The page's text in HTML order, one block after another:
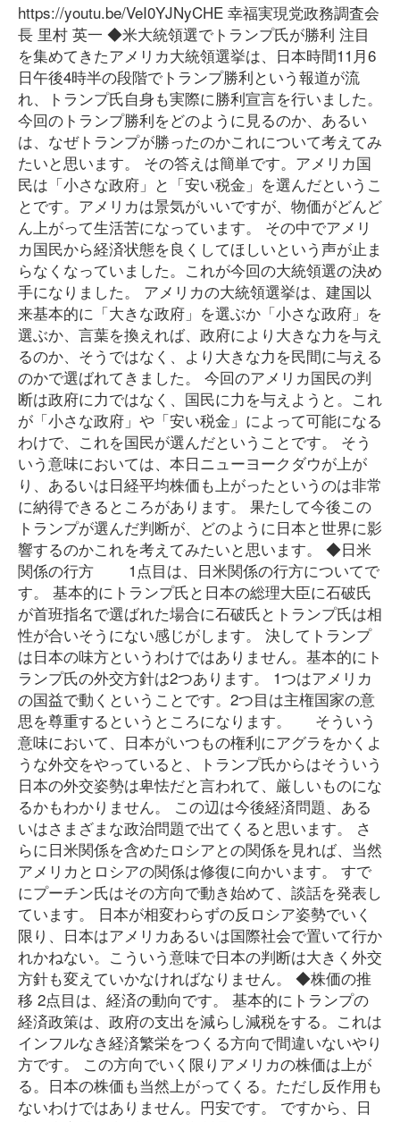
https://youtu.be/VeI0YJNyCHE 幸福実現党政務調査会
長 里村 英一 ◆米大統領選でトランプ氏が勝利 注目
を集めてきたアメリカ大統領選挙は、日本時間11月6
日午後4時半の段階でトランプ勝利という報道が流
れ、トランプ氏自身も実際に勝利宣言を行いました。
今回のトランプ勝利をどのように見るのか、あるい
は、なぜトランプが勝ったのかこれについて考えてみ
たいと思います。 その答えは簡単です。アメリカ国
民は「小さな政府」と「安い税金」を選んだというこ
とです。アメリカは景気がいいですが、物価がどんど
ん上がって生活苦になっています。 その中でアメリ
カ国民から経済状態を良くしてほしいという声が止ま
らなくなっていました。これが今回の大統領選の決め
手になりました。 アメリカの大統領選挙は、建国以
来基本的に「大きな政府」を選ぶか「小さな政府」を
選ぶか、言葉を換えれば、政府により大きな力を与え
るのか、そうではなく、より大きな力を民間に与える
のかで選ばれてきました。 今回のアメリカ国民の判
断は政府に力ではなく、国民に力を与えようと。これ
が「小さな政府」や「安い税金」によって可能になる
わけで、これを国民が選んだということです。 そう
いう意味においては、本日ニューヨークダウが上が
り、あるいは日経平均株価も上がったというのは非常
に納得できるところがあります。 果たして今後この
トランプが選んだ判断が、どのように日本と世界に影
響するのかこれを考えてみたいと思います。 ◆日米
関係の行方 1点目は、日米関係の行方についてで
す。 基本的にトランプ氏と日本の総理大臣に石破氏
が首班指名で選ばれた場合に石破氏とトランプ氏は相
性が合いそうにない感じがします。 決してトランプ
は日本の味方というわけではありません。基本的にト
ランプ氏の外交方針は2つあります。 1つはアメリカ
の国益で動くということです。2つ目は主権国家の意
思を尊重するというところになります。 そういう
意味において、日本がいつもの権利にアグラをかくよ
うな外交をやっていると、トランプ氏からはそういう
日本の外交姿勢は卑怯だと言われて、厳しいものにな
るかもわかりません。 この辺は今後経済問題、ある
いはさまざまな政治問題で出てくると思います。 さ
らに日米関係を含めたロシアとの関係を見れば、当然
アメリカとロシアの関係は修復に向かいます。 すで
にプーチン氏はその方向で動き始めて、談話を発表し
ています。 日本が相変わらずの反ロシア姿勢でいく
限り、日本はアメリカあるいは国際社会で置いて行か
れかねない。こういう意味で日本の判断は大きく外交
方針も変えていかなければなりません。 ◆株価の推
移 2点目は、経済の動向です。 基本的にトランプの
経済政策は、政府の支出を減らし減税をする。これは
インフルなき経済繁栄をつくる方向で間違いないやり
方です。 この方向でいく限りアメリカの株価は上が
る。日本の株価も当然上がってくる。ただし反作用も
ないわけではありません。円安です。 ですから、日